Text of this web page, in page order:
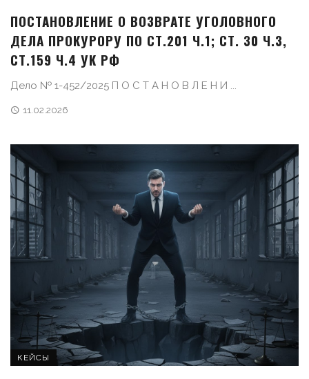
ПОСТАНОВЛЕНИЕ О ВОЗВРАТЕ УГОЛОВНОГО
ДЕЛА ПРОКУРОРУ ПО СТ.201 Ч.1; СТ. 30 Ч.3,
СТ.159 Ч.4 УК РФ
Дело № 1-452/2025 П О С Т А Н О В Л Е Н И ...
11.02.2026
КЕЙСЫ